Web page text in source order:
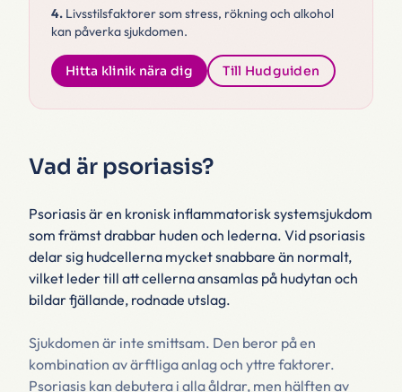
4. Livsstilsfaktorer som stress, rökning och alkohol
kan påverka sjukdomen.
Hitta klinik nära dig Till Hudguiden
Vad är psoriasis?
Psoriasis är en kronisk inflammatorisk systemsjukdom
som främst drabbar huden och lederna. Vid psoriasis
delar sig hudcellerna mycket snabbare än normalt,
vilket leder till att cellerna ansamlas på hudytan och
bildar fjällande, rodnade utslag.
Sjukdomen är inte smittsam. Den beror på en
kombination av ärftliga anlag och yttre faktorer.
Psoriasis kan debutera i alla åldrar, men hälften av